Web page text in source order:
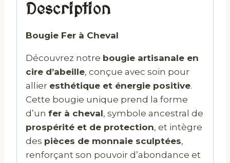
Description
Bougie Fer à Cheval
Découvrez notre bougie artisanale en
cire d’abeille, conçue avec soin pour
allier esthétique et énergie positive.
Cette bougie unique prend la forme
d’un fer à cheval, symbole ancestral de
prospérité et de protection, et intègre
des pièces de monnaie sculptées,
renforçant son pouvoir d’abondance et